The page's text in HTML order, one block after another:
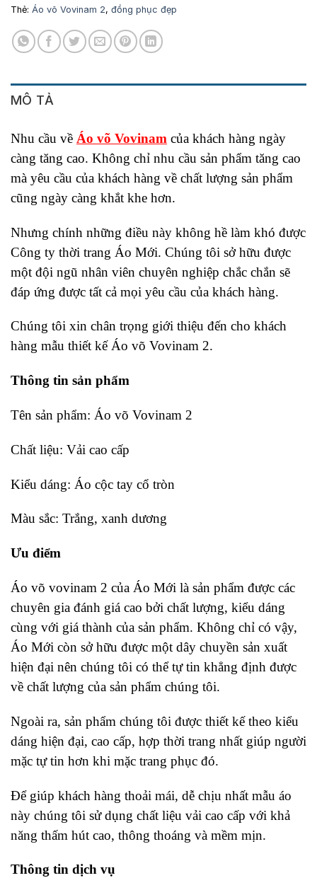
Thẻ: Áo võ Vovinam 2, đồng phục đẹp
MÔ TẢ
Nhu cầu về Áo võ Vovinam của khách hàng ngày
càng tăng cao. Không chỉ nhu cầu sản phẩm tăng cao
mà yêu cầu của khách hàng về chất lượng sản phẩm
cũng ngày càng khắt khe hơn.
Nhưng chính những điều này không hề làm khó được
Công ty thời trang Áo Mới. Chúng tôi sở hữu được
một đội ngũ nhân viên chuyên nghiệp chắc chắn sẽ
đáp ứng được tất cả mọi yêu cầu của khách hàng.
Chúng tôi xin chân trọng giới thiệu đến cho khách
hàng mẫu thiết kế Áo võ Vovinam 2.
Thông tin sản phẩm
Tên sản phẩm: Áo võ Vovinam 2
Chất liệu: Vải cao cấp
Kiểu dáng: Áo cộc tay cổ tròn
Màu sắc: Trắng, xanh dương
Ưu điểm
Áo võ vovinam 2 của Áo Mới là sản phẩm được các
chuyên gia đánh giá cao bởi chất lượng, kiểu dáng
cùng với giá thành của sản phẩm. Không chỉ có vậy,
Áo Mới còn sở hữu được một dây chuyền sản xuất
hiện đại nên chúng tôi có thể tự tin khẳng định được
về chất lượng của sản phẩm chúng tôi.
Ngoài ra, sản phẩm chúng tôi được thiết kế theo kiểu
dáng hiện đại, cao cấp, hợp thời trang nhất giúp người
mặc tự tin hơn khi mặc trang phục đó.
Để giúp khách hàng thoải mái, dễ chịu nhất mẫu áo
này chúng tôi sử dụng chất liệu vải cao cấp với khả
năng thấm hút cao, thông thoáng và mềm mịn.
Thông tin dịch vụ